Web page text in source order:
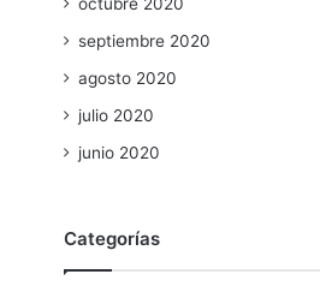
septiembre 2020
agosto 2020
julio 2020
junio 2020
Categorías